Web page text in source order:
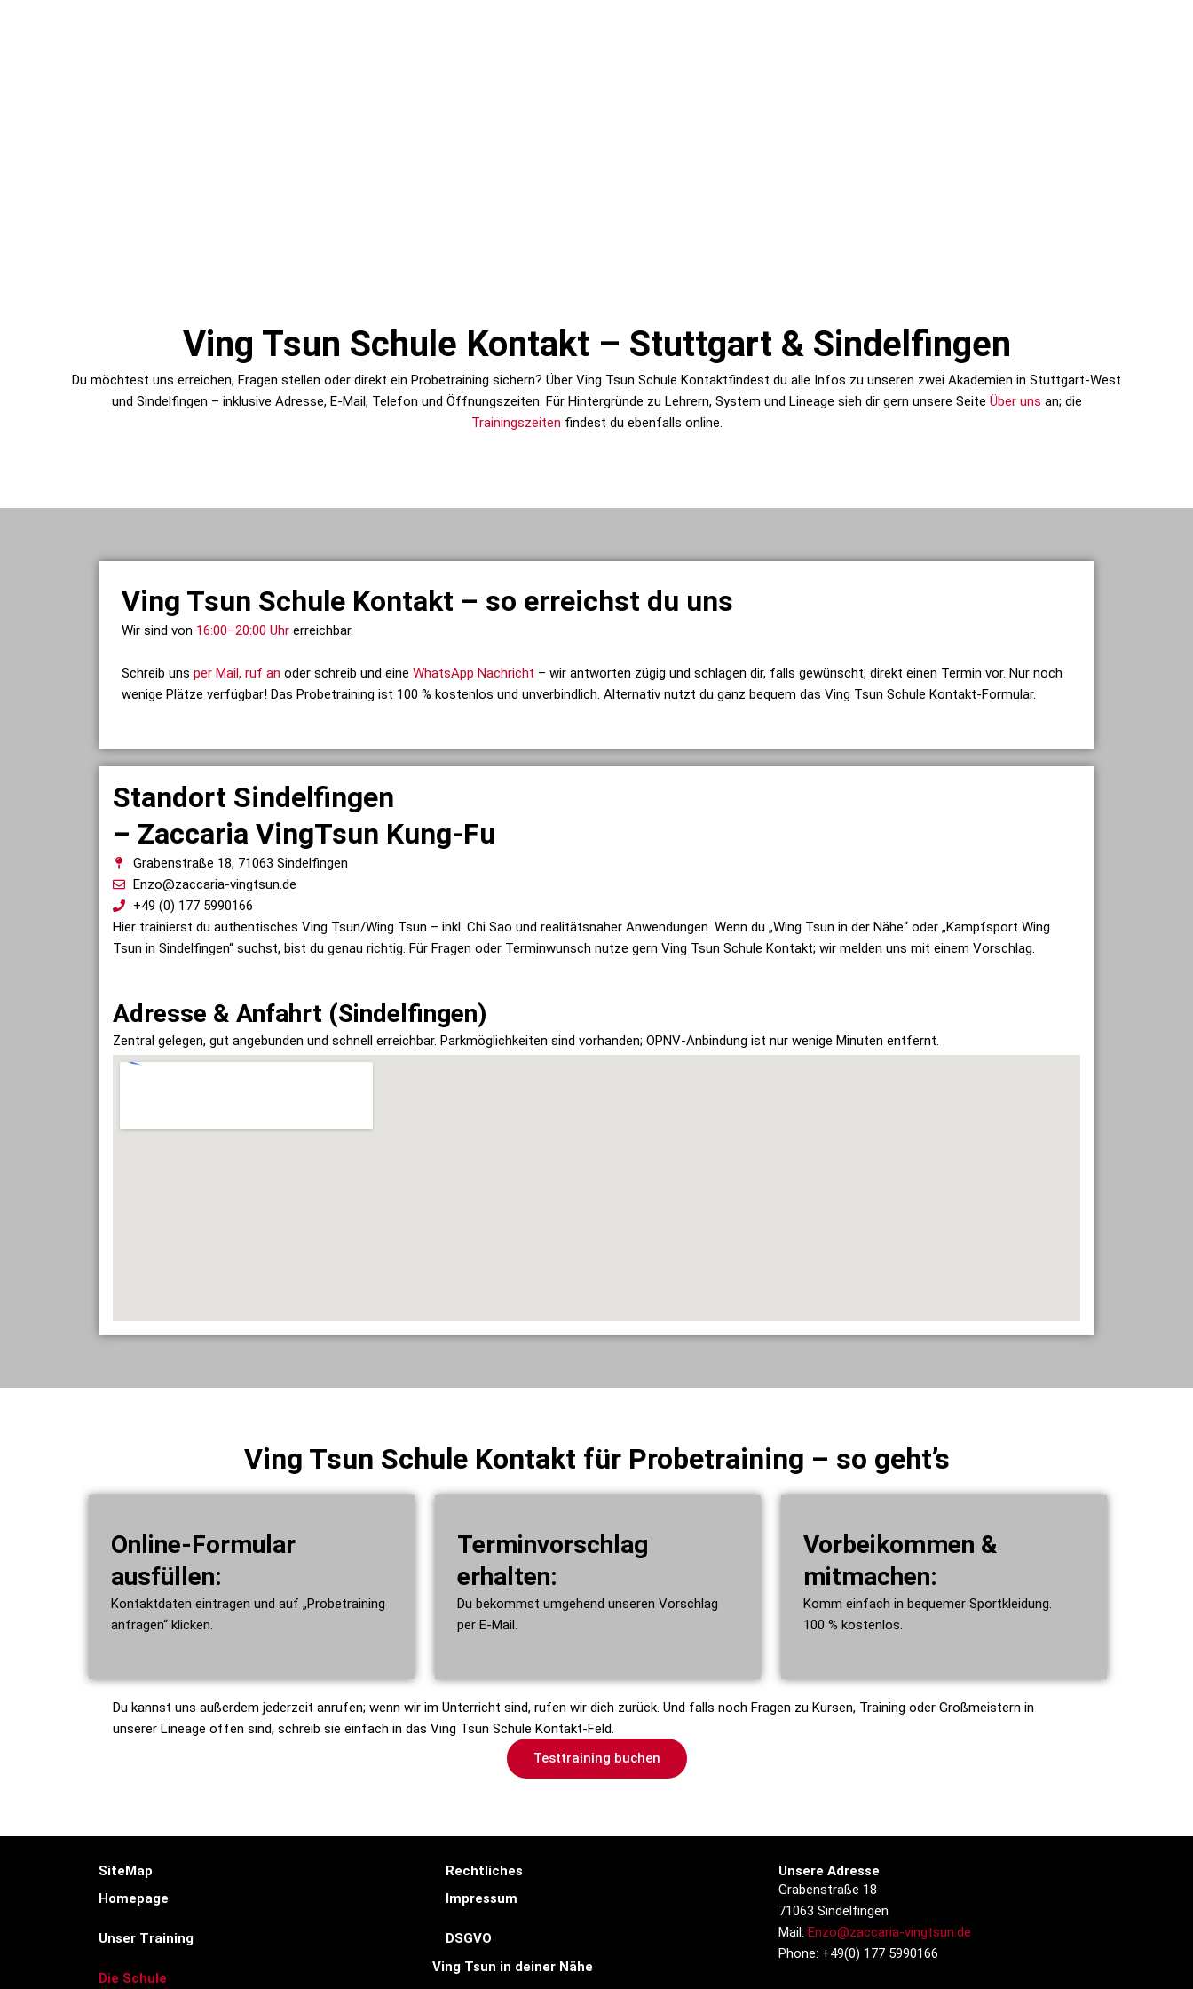
Ving Tsun Schule Kontakt – Stuttgart & Sindelfingen
Du möchtest uns erreichen, Fragen stellen oder direkt ein Probetraining sichern? Über Ving Tsun Schule Kontaktfindest du alle Infos zu unseren zwei Akademien in Stuttgart-West
und Sindelfingen – inklusive Adresse, E-Mail, Telefon und Öffnungszeiten. Für Hintergründe zu Lehrern, System und Lineage sieh dir gern unsere Seite Über uns an; die
Trainingszeiten findest du ebenfalls online.
Ving Tsun Schule Kontakt – so erreichst du uns
Wir sind von 16:00–20:00 Uhr erreichbar.
Schreib uns per Mail, ruf an oder schreib und eine WhatsApp Nachricht – wir antworten zügig und schlagen dir, falls gewünscht, direkt einen Termin vor. Nur noch
wenige Plätze verfügbar! Das Probetraining ist 100 % kostenlos und unverbindlich. Alternativ nutzt du ganz bequem das Ving Tsun Schule Kontakt-Formular.
Standort Sindelfingen
– Zaccaria VingTsun Kung-Fu
Grabenstraße 18, 71063 Sindelfingen
Enzo@zaccaria-vingtsun.de
+49 (0) 177 5990166
Hier trainierst du authentisches Ving Tsun/Wing Tsun – inkl. Chi Sao und realitätsnaher Anwendungen. Wenn du „Wing Tsun in der Nähe“ oder „Kampfsport Wing
Tsun in Sindelfingen“ suchst, bist du genau richtig. Für Fragen oder Terminwunsch nutze gern Ving Tsun Schule Kontakt; wir melden uns mit einem Vorschlag.
Adresse & Anfahrt (Sindelfingen)
Zentral gelegen, gut angebunden und schnell erreichbar. Parkmöglichkeiten sind vorhanden; ÖPNV-Anbindung ist nur wenige Minuten entfernt.
Ving Tsun Schule Kontakt für Probetraining – so geht’s
Online-Formular
ausfüllen:
Kontaktdaten eintragen und auf „Probetraining
anfragen“ klicken.
Terminvorschlag
erhalten:
Du bekommst umgehend unseren Vorschlag
per E-Mail.
Vorbeikommen &
mitmachen:
Komm einfach in bequemer Sportkleidung.
100 % kostenlos.
Du kannst uns außerdem jederzeit anrufen; wenn wir im Unterricht sind, rufen wir dich zurück. Und falls noch Fragen zu Kursen, Training oder Großmeistern in
unserer Lineage offen sind, schreib sie einfach in das Ving Tsun Schule Kontakt-Feld.
Testtraining buchen
SiteMap
Homepage
Unser Training
Die Schule
Rechtliches
Impressum
DSGVO
Ving Tsun in deiner Nähe
Unsere Adresse
Grabenstraße 18
71063 Sindelfingen
Mail:Enzo@zaccaria-vingtsun.de
Phone: +49(0) 177 5990166